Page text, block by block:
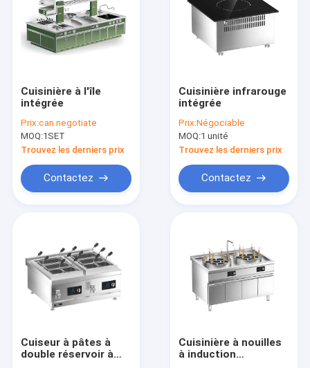
Cuisinière à l'île
intégrée
Prix:can negotiate
MOQ:1SET
Trouvez les derniers prix
Contactez
Cuisinière infrarouge
intégrée
Prix:Négociable
MOQ:1 unité
Trouvez les derniers prix
Contactez
Cuiseur à pâtes à
double réservoir à
Cuisinière à nouilles
à induction